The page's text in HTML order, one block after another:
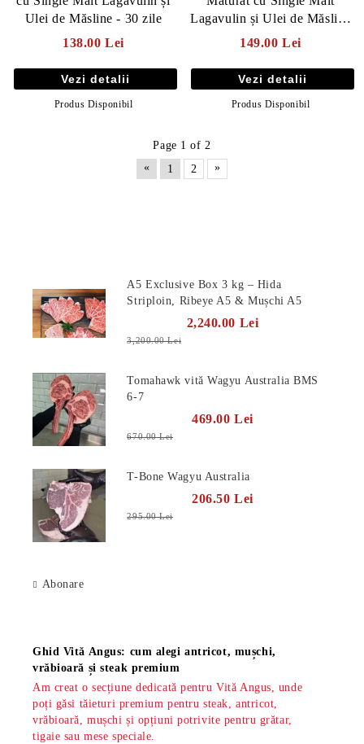
Ulei de Măsline - 30 zile
138.00 Lei
Vezi detalii
Produs Disponibil
Lagavulin și Ulei de Măsline
- 30 zile
149.00 Lei
Vezi detalii
Produs Disponibil
Page 1 of 2
«
1 2 »
A5 Exclusive Box 3 kg – Hida
Striploin, Ribeye A5 & Mușchi A5
2,240.00 Lei
3,200.00 Lei
Tomahawk vită Wagyu Australia BMS
6-7
469.00 Lei
670.00 Lei
T-Bone Wagyu Australia
206.50 Lei
295.00 Lei
Abonare
Ghid Vită Angus: cum alegi antricot, mușchi,
vrăbioară și steak premium
Am creat o secțiune dedicată pentru Vită Angus, unde
poți găsi tăieturi premium pentru steak, antricot,
vrăbioară, mușchi și opțiuni potrivite pentru grătar,
tigaie sau mese speciale.